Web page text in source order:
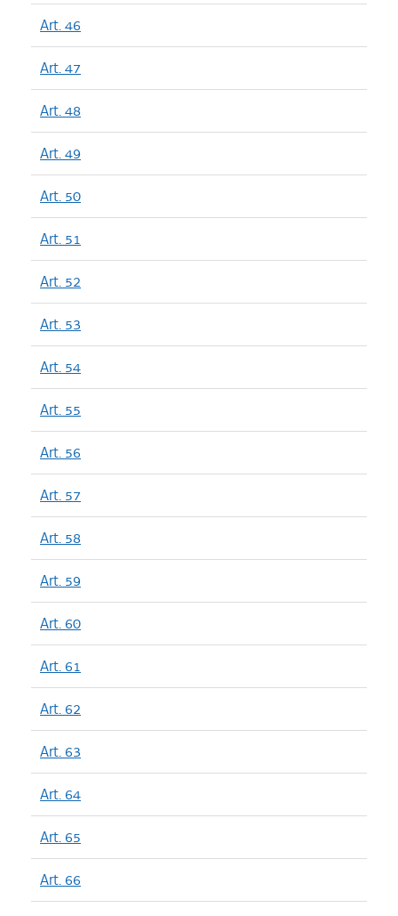
Art. 46
Art. 47
Art. 48
Art. 49
Art. 50
Art. 51
Art. 52
Art. 53
Art. 54
Art. 55
Art. 56
Art. 57
Art. 58
Art. 59
Art. 60
Art. 61
Art. 62
Art. 63
Art. 64
Art. 65
Art. 66